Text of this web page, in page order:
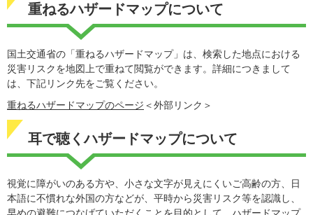
重ねるハザードマップについて
国土交通省の「重ねるハザードマップ」は、検索した地点における
災害リスクを地図上で重ねて閲覧ができます。詳細につきまして
は、下記リンク先をご覧ください。
重ねるハザードマップのページ ＜外部リンク＞
耳で聴くハザードマップについて
視覚に障がいのある方や、小さな文字が見えにくいご高齢の方、日
本語に不慣れな外国の方などが、平時から災害リスク等を認識し、